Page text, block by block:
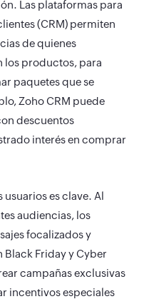
Las plataformas para
(CRM) permiten
de quienes
los productos, para
paquetes que se
Zoho CRM puede
descuentos
interés en comprar
usuarios es clave. Al
audiencias, los
focalizados y
Black Friday y Cyber
campañas exclusivas
incentivos especiales